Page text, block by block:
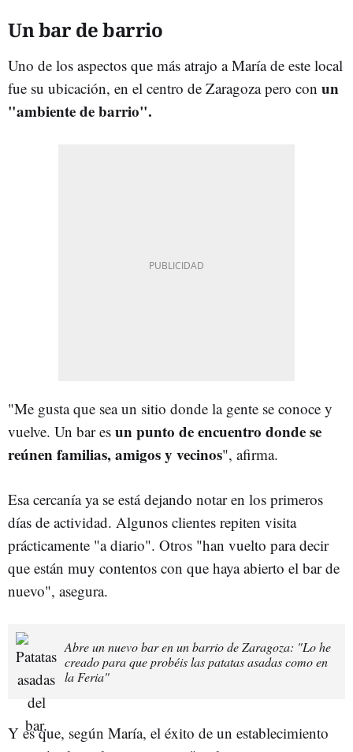
Un bar de barrio
Uno de los aspectos que más atrajo a María de este local
fue su ubicación, en el centro de Zaragoza pero con un
"ambiente de barrio".
"Me gusta que sea un sitio donde la gente se conoce y
vuelve. Un bar es un punto de encuentro donde se
reúnen familias, amigos y vecinos", afirma.
Esa cercanía ya se está dejando notar en los primeros
días de actividad. Algunos clientes repiten visita
prácticamente "a diario". Otros "han vuelto para decir
que están muy contentos con que haya abierto el bar de
nuevo", asegura.
Abre un nuevo bar en un barrio de Zaragoza: "Lo he
creado para que probéis las patatas asadas como en
la Feria"
Y es que, según María, el éxito de un establecimiento